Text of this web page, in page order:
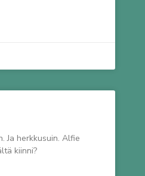
Ja herkkusuin. Alfie
kiinni?